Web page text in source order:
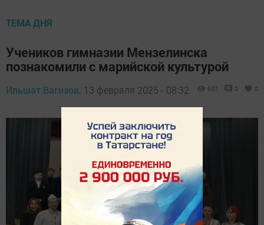
ТЕМА ДНЯ
Учеников гимназии Мензелинска
познакомили с марийской культурой
Ильшат Вагизов, 13 февраля 2025 - 08:32 607 0 0